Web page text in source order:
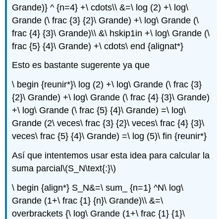
Grande)} ^ {n=4} +\ cdots\\ &=\ log (2) +\ log\
Grande (\ frac {3} {2}\ Grande) +\ log\ Grande (\
frac {4} {3}\ Grande)\\ &\ hskip1in +\ log\ Grande (\
frac {5} {4}\ Grande) +\ cdots\ end {alignat*}
Esto es bastante sugerente ya que
\ begin {reunir*}\ log (2) +\ log\ Grande (\ frac {3}
{2}\ Grande) +\ log\ Grande (\ frac {4} {3}\ Grande)
+\ log\ Grande (\ frac {5} {4}\ Grande) =\ log\
Grande (2\ veces\ frac {3} {2}\ veces\ frac {4} {3}\
veces\ frac {5} {4}\ Grande) =\ log (5)\ fin {reunir*}
Así que intentemos usar esta idea para calcular la
suma parcial\(S_N\text{:}\)
\ begin {align*} S_N&=\ sum_ {n=1} ^N\ log\
Grande (1+\ frac {1} {n}\ Grande)\\ &=\
overbrackets {\ log\ Grande (1+\ frac {1} {1}\